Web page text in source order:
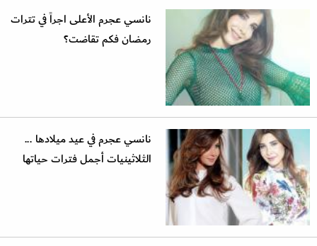
نانسي عجرم الأعلى اجراً في تترات
رمضان فكم تقاضت؟
نانسي عجرم في عيد ميلادها ...
الثلاثينيات أجمل فترات حياتها